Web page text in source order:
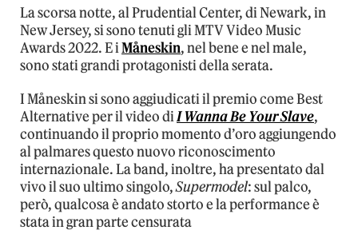
La scorsa notte, al Prudential Center, di Newark, in
New Jersey, si sono tenuti gli MTV Video Music
Awards 2022. E iMåneskin, nel bene e nel male,
sono stati grandi protagonisti della serata.
I Måneskin si sono aggiudicati il premio come Best
Alternative per il video diI Wanna Be Your Slave,
continuando il proprio momento d’oro aggiungendo
al palmares questo nuovo riconoscimento
internazionale. La band, inoltre, ha presentato dal
vivo il suo ultimo singolo,Supermodel: sul palco,
però, qualcosa è andato storto e la performance è
stata in gran parte censurata